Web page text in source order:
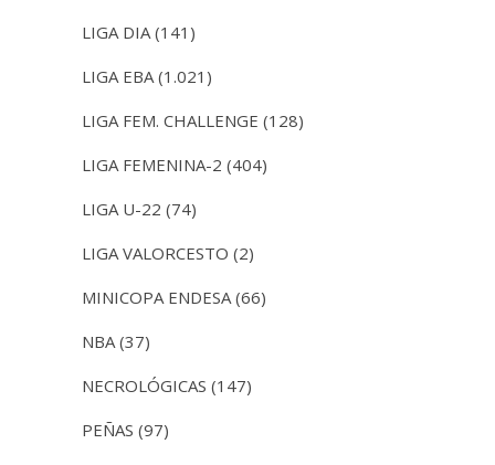
LIGA DIA (141)
LIGA EBA (1.021)
LIGA FEM. CHALLENGE (128)
LIGA FEMENINA-2 (404)
LIGA U-22 (74)
LIGA VALORCESTO (2)
MINICOPA ENDESA (66)
NBA (37)
NECROLÓGICAS (147)
PEÑAS (97)